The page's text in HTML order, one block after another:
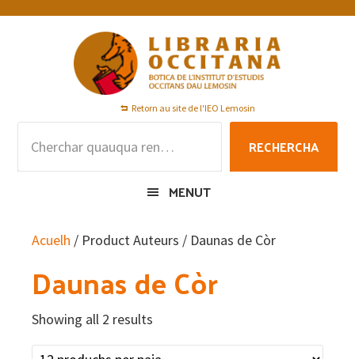
Skip
Skip
Skip
Retorn au site de l'IEO Lemosin
RECHERCHA
MENUT
Acuelh / Product Auteurs / Daunas de Còr
Daunas de Còr
Showing all 2 results